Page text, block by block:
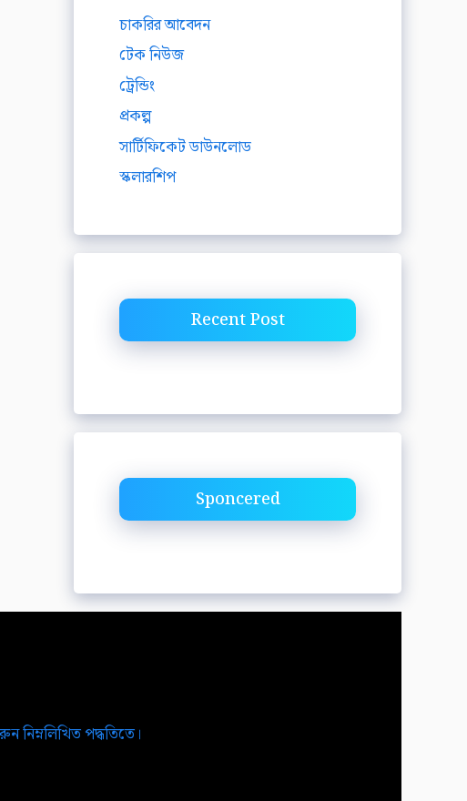
চাকরির আবেদন
টেক নিউজ
ট্রেন্ডিং
প্রকল্প
সার্টিফিকেট ডাউনলোড
স্কলারশিপ
Recent Post
Sponcered
নিম্নলিখিত পদ্ধতিতে।